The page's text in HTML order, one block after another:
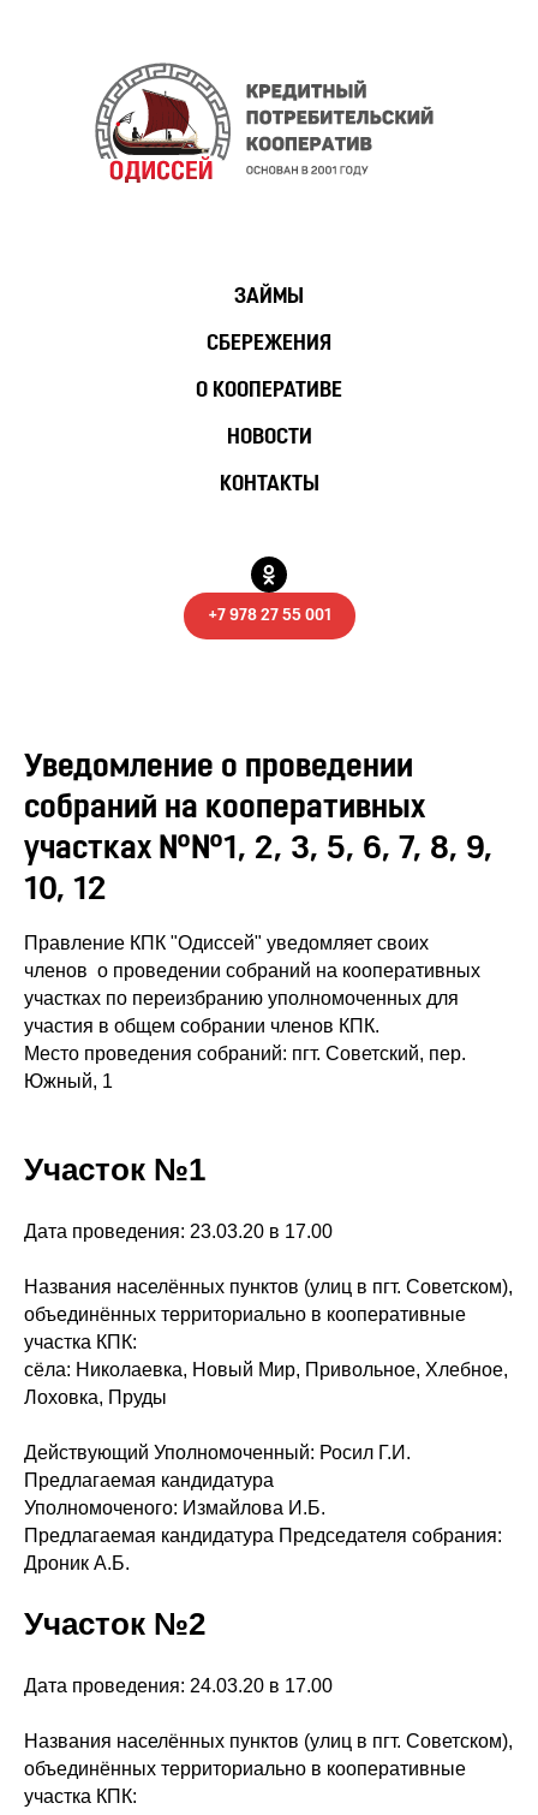
ЗАЙМЫ
СБЕРЕЖЕНИЯ
О КООПЕРАТИВЕ
НОВОСТИ
КОНТАКТЫ
+7 978 27 55 001
Уведомление о проведении
собраний на кооперативных
участках №№1, 2, 3, 5, 6, 7, 8, 9,
10, 12
Правление КПК "Одиссей" уведомляет своих
членов о проведении собраний на кооперативных
участках по переизбранию уполномоченных для
участия в общем собрании членов КПК.
Место проведения собраний: пгт. Советский, пер.
Южный, 1
Участок №1
Дата проведения: 23.03.20 в 17.00
Названия населённых пунктов (улиц в пгт. Советском),
объединённых территориально в кооперативные
участка КПК:
сёла: Николаевка, Новый Мир, Привольное, Хлебное,
Лоховка, Пруды
Действующий Уполномоченный: Росил Г.И.
Предлагаемая кандидатура
Уполномоченого: Измайлова И.Б.
Предлагаемая кандидатура Председателя собрания:
Дроник А.Б.
Участок №2
Дата проведения: 24.03.20 в 17.00
Названия населённых пунктов (улиц в пгт. Советском),
объединённых территориально в кооперативные
участка КПК: